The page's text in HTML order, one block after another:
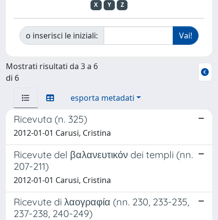
X
Y Z
o inserisci le iniziali:
Mostrati risultati da 3 a 6
di 6
esporta metadati
Ricevuta (n. 325)
2012-01-01 Carusi, Cristina
Ricevute del βαλανευτικόν dei templi (nn.
207-211)
2012-01-01 Carusi, Cristina
Ricevute di λαογραφία (nn. 230, 233-235,
237-238, 240-249)